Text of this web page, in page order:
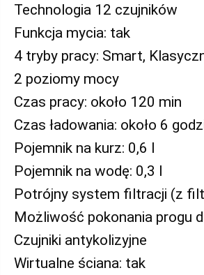
Technologia 12 czujników
Funkcja mycia: tak
4 tryby pracy: Smart,
2 poziomy mocy
Czas pracy: około 120 min
Czas ładowania: około 6
Pojemnik na kurz: 0,6 l
Pojemnik na wodę: 0,3 l
Potrójny system filtracji (z
Możliwość pokonania progu
Czujniki antykolizyjne
Wirtualne ściana: tak